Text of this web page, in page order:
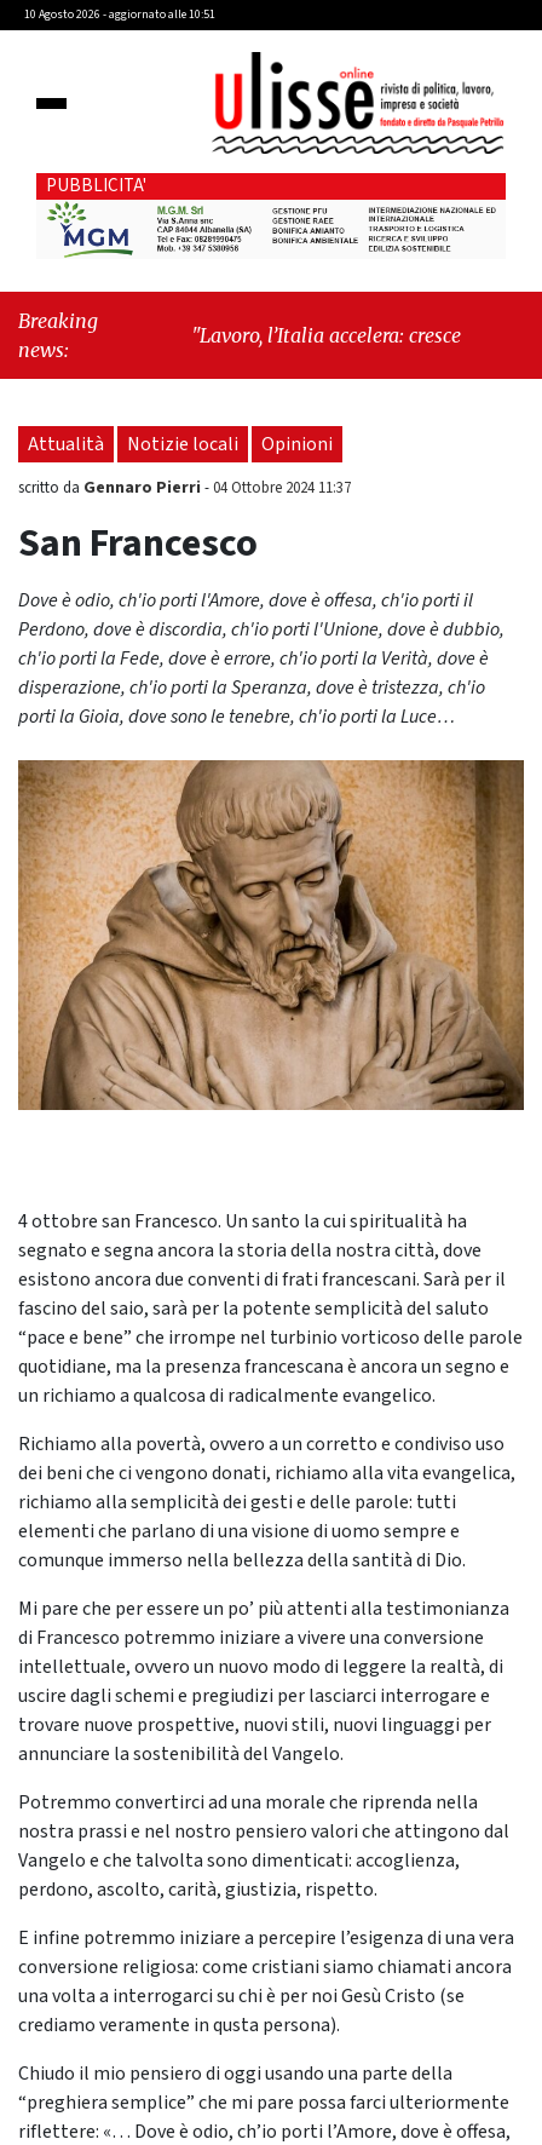
10 Agosto 2026 - aggiornato alle 10:51
PUBBLICITA'
Breaking
news:
"Lavoro, l’Italia accelera: cresce l’occupazione,
Prima Repubblica"
Attualità Notizie locali Opinioni
scritto da Gennaro Pierri -04 Ottobre 2024 11:37
San Francesco
Dove è odio, ch'io porti l'Amore, dove è offesa, ch'io porti il
Perdono, dove è discordia, ch'io porti l'Unione, dove è dubbio,
ch'io porti la Fede, dove è errore, ch'io porti la Verità, dove è
disperazione, ch'io porti la Speranza, dove è tristezza, ch'io
porti la Gioia, dove sono le tenebre, ch'io porti la Luce…
4 ottobre san Francesco. Un santo la cui spiritualità ha
segnato e segna ancora la storia della nostra città, dove
esistono ancora due conventi di frati francescani. Sarà per il
fascino del saio, sarà per la potente semplicità del saluto
“pace e bene” che irrompe nel turbinio vorticoso delle parole
quotidiane, ma la presenza francescana è ancora un segno e
un richiamo a qualcosa di radicalmente evangelico.
Richiamo alla povertà, ovvero a un corretto e condiviso uso
dei beni che ci vengono donati, richiamo alla vita evangelica,
richiamo alla semplicità dei gesti e delle parole: tutti
elementi che parlano di una visione di uomo sempre e
comunque immerso nella bellezza della santità di Dio.
Mi pare che per essere un po’ più attenti alla testimonianza
di Francesco potremmo iniziare a vivere una conversione
intellettuale, ovvero un nuovo modo di leggere la realtà, di
uscire dagli schemi e pregiudizi per lasciarci interrogare e
trovare nuove prospettive, nuovi stili, nuovi linguaggi per
annunciare la sostenibilità del Vangelo.
Potremmo convertirci ad una morale che riprenda nella
nostra prassi e nel nostro pensiero valori che attingono dal
Vangelo e che talvolta sono dimenticati: accoglienza,
perdono, ascolto, carità, giustizia, rispetto.
E infine potremmo iniziare a percepire l’esigenza di una vera
conversione religiosa: come cristiani siamo chiamati ancora
una volta a interrogarci su chi è per noi Gesù Cristo (se
crediamo veramente in qusta persona).
Chiudo il mio pensiero di oggi usando una parte della
“preghiera semplice” che mi pare possa farci ulteriormente
riflettere: «… Dove è odio, ch’io porti l’Amore, dove è offesa,